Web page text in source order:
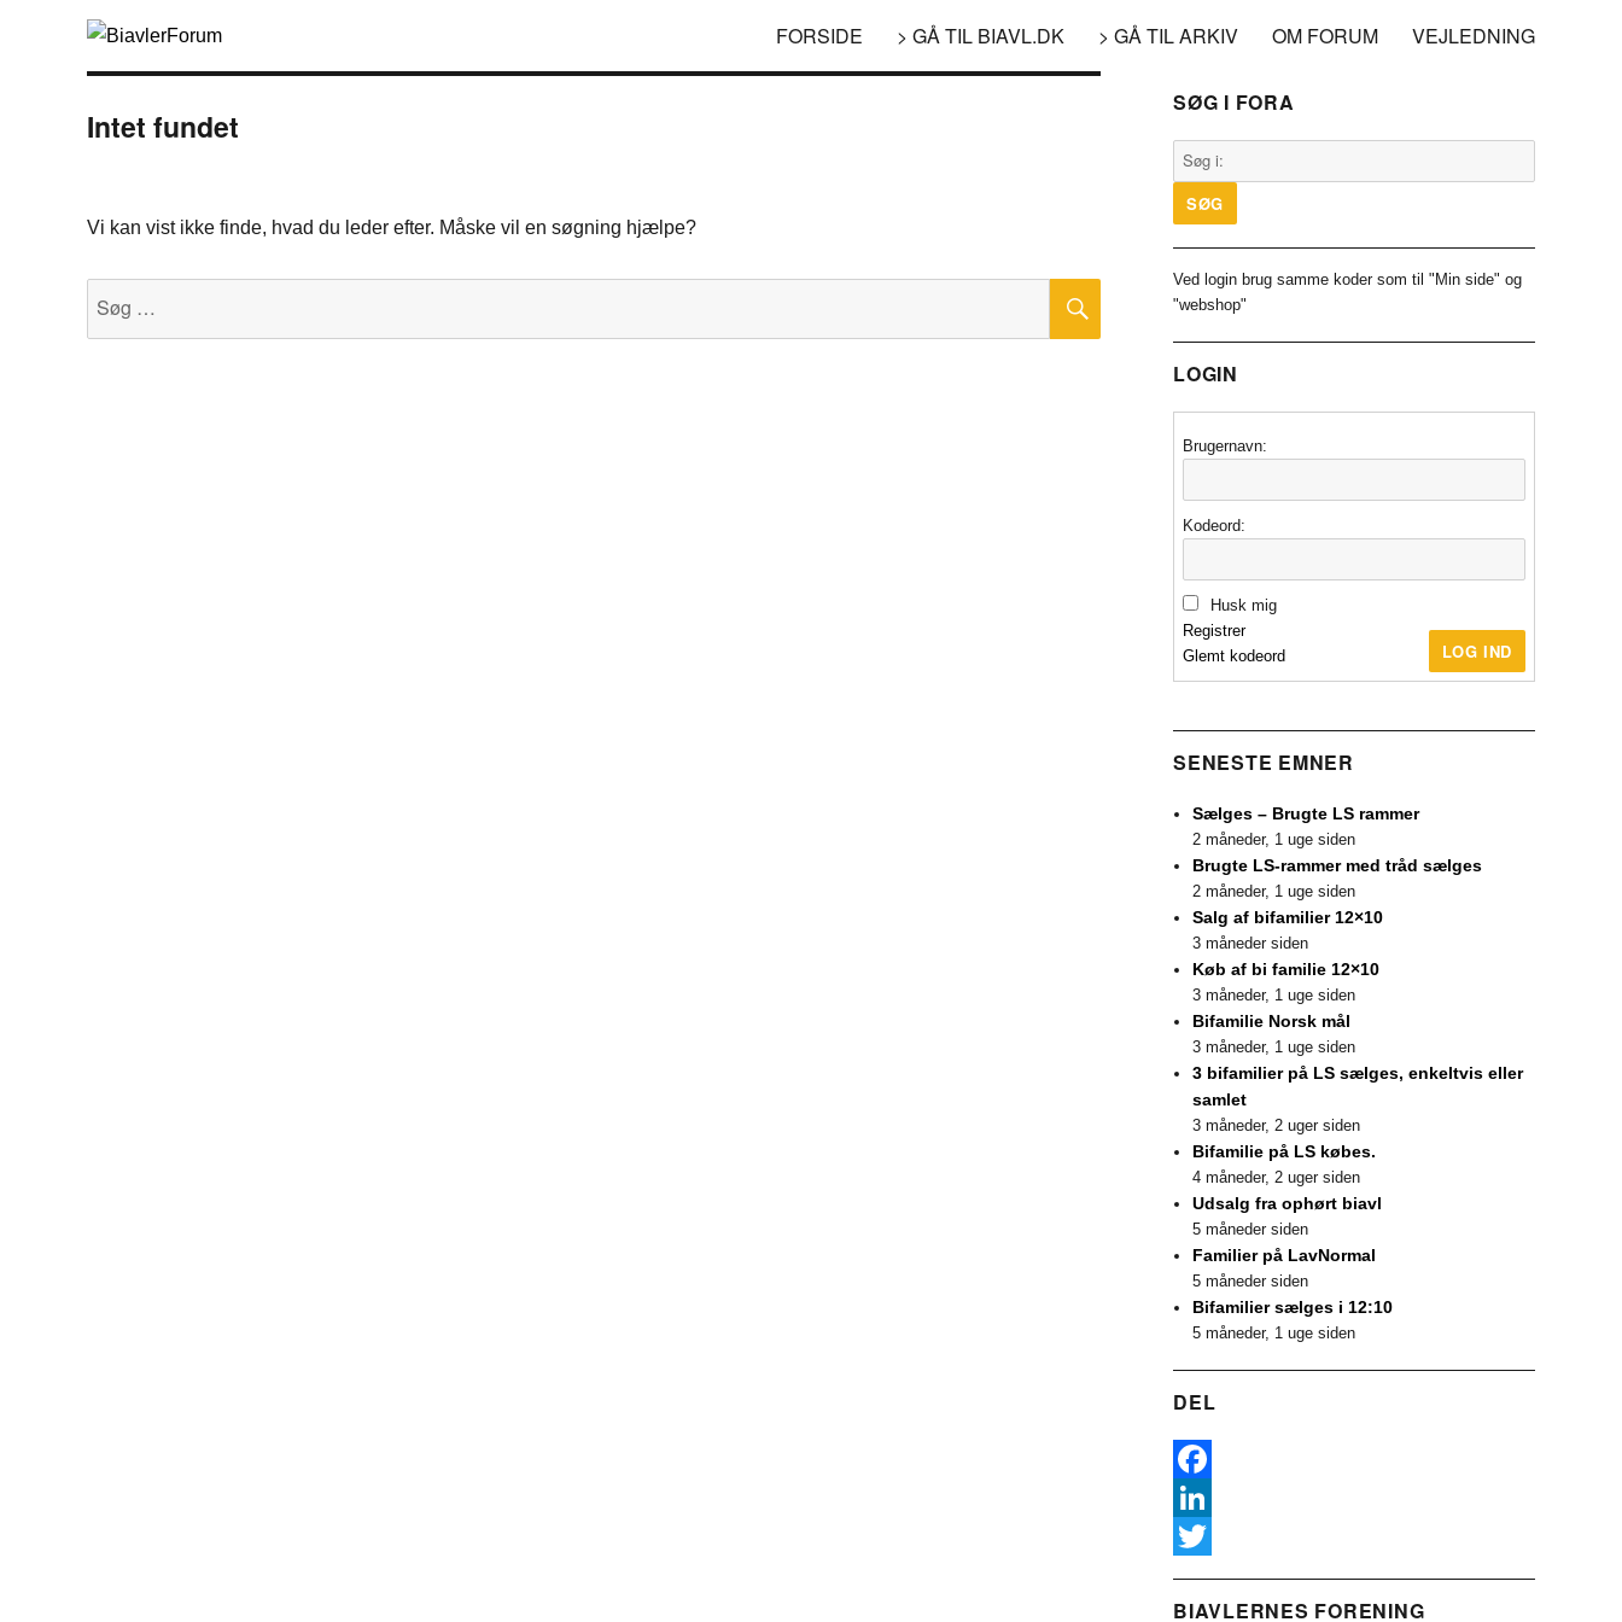
FORSIDE > GÅ TIL BIAVL.DK > GÅ TIL ARKIV OM FORUM VEJLEDNING
Intet fundet
Vi kan vist ikke finde, hvad du leder efter. Måske vil en søgning hjælpe?
SØG I FORA
Ved login brug samme koder som til "Min side" og
"webshop"
LOGIN
Brugernavn:
Kodeord:
Husk mig
LOG IND
Registrer
Glemt kodeord
SENESTE EMNER
Sælges – Brugte LS rammer
2 måneder, 1 uge siden
Brugte LS-rammer med tråd sælges
2 måneder, 1 uge siden
Salg af bifamilier 12×10
3 måneder siden
Køb af bi familie 12×10
3 måneder, 1 uge siden
Bifamilie Norsk mål
3 måneder, 1 uge siden
3 bifamilier på LS sælges, enkeltvis eller
samlet
3 måneder, 2 uger siden
Bifamilie på LS købes.
4 måneder, 2 uger siden
Udsalg fra ophørt biavl
5 måneder siden
Familier på LavNormal
5 måneder siden
Bifamilier sælges i 12:10
5 måneder, 1 uge siden
DEL
F
a
e
L
nw
BIAVLERNES FORENING